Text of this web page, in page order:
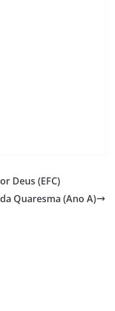
Deus (EFC)
Quaresma (Ano A)